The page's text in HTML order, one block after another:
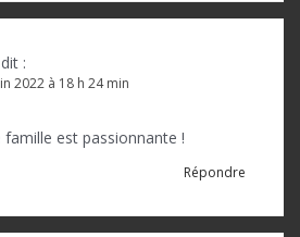
dit :
2022 à 18 h 24 min
est passionnante !
Répondre